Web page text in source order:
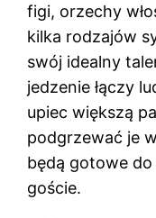
figi, orzechy
kilka rodzajów
swój idealny
jedzenie łączy
upiec większą
podgrzewać je
będą gotowe
goście.